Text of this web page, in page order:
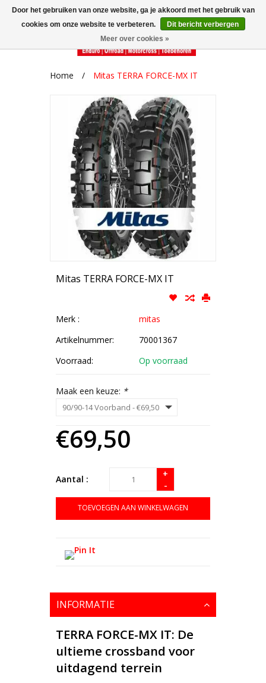
Home / Mitas TERRA FORCE-MX IT
Mitas TERRA FORCE-MX IT
Merk :
mitas
Artikelnummer:
70001367
Voorraad:
Op voorraad
Maak een keuze: *
€69,50
Aantal :
+
-
TOEVOEGEN AAN WINKELWAGEN
INFORMATIE
TERRA FORCE-MX IT: De
ultieme crossband voor
uitdagend terrein
Door het gebruiken van onze website, ga je akkoord met het gebruik van
cookies om onze website te verbeteren.
Dit bericht verbergen
Meer over cookies »